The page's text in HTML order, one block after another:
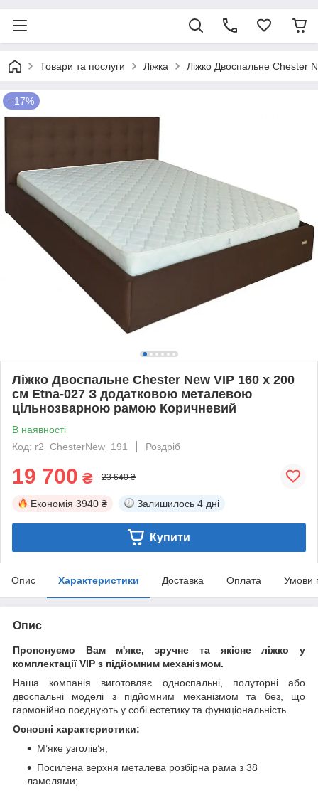
Товари та послуги Ліжка Ліжко Двоспальне Chester
–17%
Ліжко Двоспальне Chester New VIP 160 х 200
см Etna-027 З додатковою металевою
цільнозварною рамою Коричневий
В наявності
Код: r2_ChesterNew_191
Роздріб
19 700 ₴ 23 640 ₴
Економія 3940 ₴ Залишилось 4 дні
Купити
Опис Характеристики Доставка Оплата Умови
Опис
Пропонуємо Вам м'яке, зручне та якiсне ліжко у
комплектації VIP з підйомним механізмом.
Наша компанія виготовляє односпальні, полуторні або
двоспальні моделі з підйомним механізмом та без, що
гармонійно поєднують у собі естетику та функціональність.
Основні характеристики:
М’яке узголів’я;
Посилена верхня металева розбірна рама з 38
ламелями;